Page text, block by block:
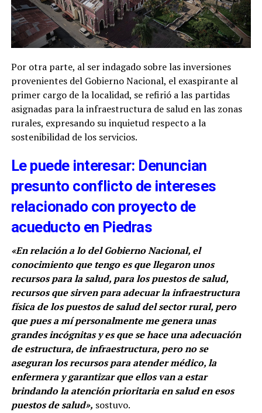
Por otra parte, al ser indagado sobre las inversiones
provenientes del Gobierno Nacional, el exaspirante al
primer cargo de la localidad, se refirió a las partidas
asignadas para la infraestructura de salud en las zonas
rurales, expresando su inquietud respecto a la
sostenibilidad de los servicios.
Le puede interesar: Denuncian
presunto conflicto de intereses
relacionado con proyecto de
acueducto en Piedras
«En relación a lo del Gobierno Nacional, el
conocimiento que tengo es que llegaron unos
recursos para la salud, para los puestos de salud,
recursos que sirven para adecuar la infraestructura
física de los puestos de salud del sector rural, pero
que pues a mí personalmente me genera unas
grandes incógnitas y es que se hace una adecuación
de estructura, de infraestructura, pero no se
aseguran los recursos para atender médico, la
enfermera y garantizar que ellos van a estar
brindando la atención prioritaria en salud en esos
puestos de salud», sostuvo.